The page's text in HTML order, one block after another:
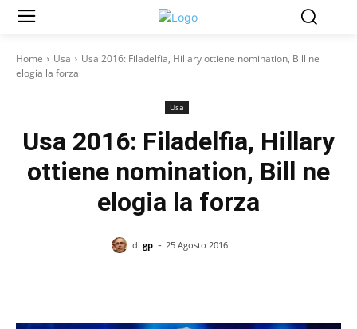
Home Usa
Usa 2016: Filadelfia, Hillary ottiene nomination, Bill ne
elogia la forza
Usa
Usa 2016: Filadelfia, Hillary
ottiene nomination, Bill ne
elogia la forza
di gp - 25 Agosto 2016